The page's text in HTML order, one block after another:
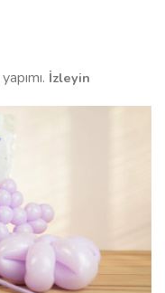
İzleyin